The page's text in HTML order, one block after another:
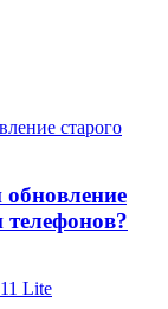
телефонов?